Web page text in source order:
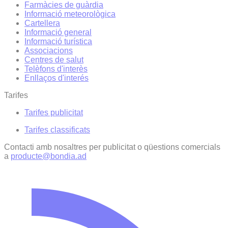
Farmàcies de guàrdia
Informació meteorològica
Cartellera
Informació general
Informació turística
Associacions
Centres de salut
Telèfons d'interès
Enllaços d'interés
Tarifes
Tarifes publicitat
Tarifes classificats
Contacti amb nosaltres per publicitat o qüestions comercials
a producte@bondia.ad